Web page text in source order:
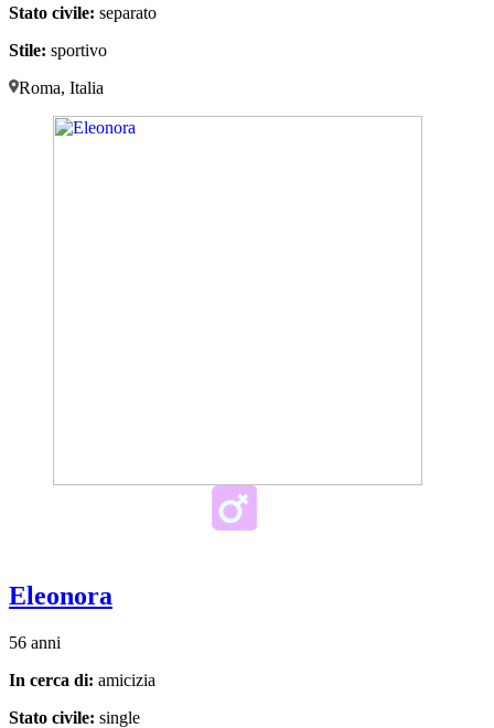
Stato civile: separato
Stile: sportivo
Roma, Italia
Eleonora
56 anni
In cerca di: amicizia
Stato civile: single